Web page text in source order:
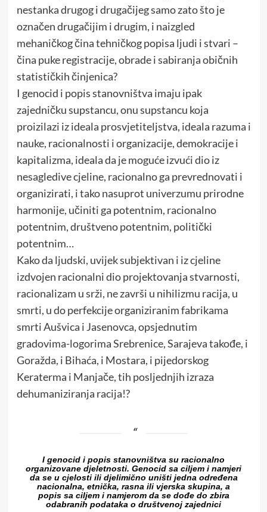
nestanka drugog i drugačijeg samo zato što je
označen drugačijim i drugim, i naizgled
mehaničkog čina tehničkog popisa ljudi i stvari –
čina puke registracije, obrade i sabiranja običnih
statističkih činjenica?
I genocid i popis stanovništva imaju ipak
zajedničku supstancu, onu supstancu koja
proizilazi iz ideala prosvjetiteljstva, ideala razuma i
nauke, racionalnosti i organizacije, demokracije i
kapitalizma, ideala da je moguće izvući dio iz
nesagledive cjeline, racionalno ga prevrednovati i
organizirati, i tako nasuprot univerzumu prirodne
harmonije, učiniti ga potentnim, racionalno
potentnim, društveno potentnim, politički
potentnim…
Kako da ljudski, uvijek subjektivan i iz cjeline
izdvojen racionalni dio projektovanja stvarnosti,
racionalizam u srži, ne završi u nihilizmu racija, u
smrti, u do perfekcije organiziranim fabrikama
smrti Aušvica i Jasenovca, opsjednutim
gradovima-logorima Srebrenice, Sarajeva takođe, i
Goražda, i Bihaća, i Mostara, i pijedorskog
Keraterma i Manjače, tih posljednjih izraza
dehumaniziranja racija!?
I genocid i popis stanovništva su racionalno
organizovane djeletnosti. Genocid sa ciljem i namjeri
da se u cjelosti ili djelimično uništi jedna određena
nacionalna, etnička, rasna ili vjerska skupina, a
popis sa ciljem i namjerom da se dođe do zbira
odabranih podataka o društvenoj zajednici